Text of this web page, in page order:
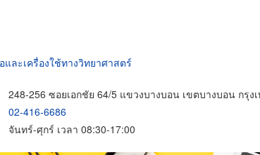
และเครื่องใช้ทางวิทยาศาสตร์
248-256 ซอยเอกชัย 64/5 แขวงบางบอน เขตบางบอน กรุง
02-416-6686
จันทร์-ศุกร์ เวลา 08:30-17:00